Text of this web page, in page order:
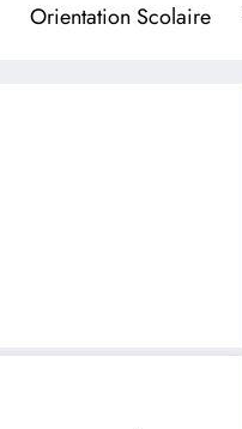
Orientation Scolaire